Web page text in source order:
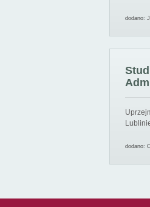
dodano:
dodano: